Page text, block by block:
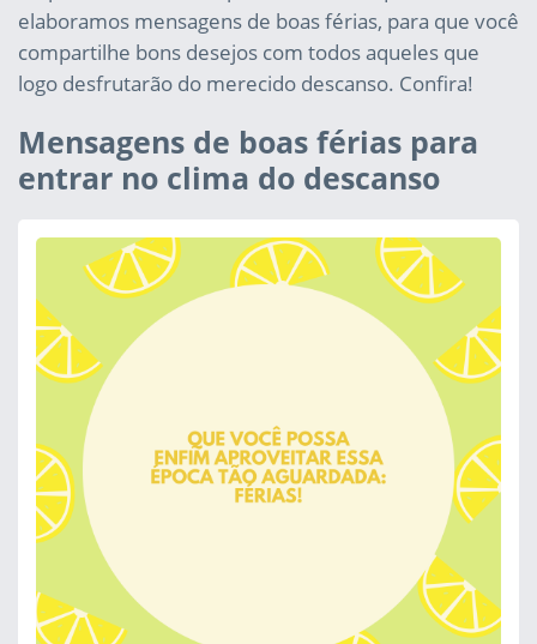
elaboramos mensagens de boas férias, para que você
compartilhe bons desejos com todos aqueles que
logo desfrutarão do merecido descanso. Confira!
Mensagens de boas férias para
entrar no clima do descanso